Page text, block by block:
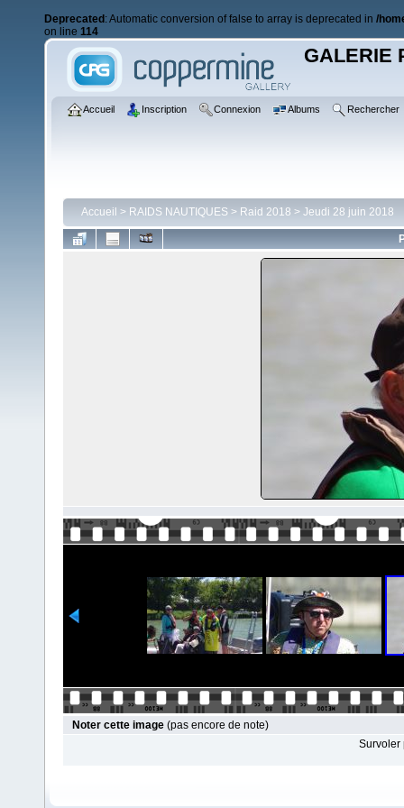
Deprecated : Automatic conversion of false to array is deprecated in /
on line 114
GALERIE
Accueil Inscription Connexion Albums Rechercher
Accueil > RAIDS NAUTIQUES > Raid 2018 > Jeudi 28 juin 2018
Noter cette image (pas encore de note)
Survoler